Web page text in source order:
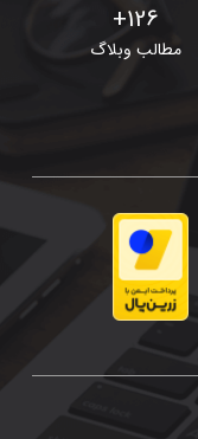
126+
مطالب وبلاگ